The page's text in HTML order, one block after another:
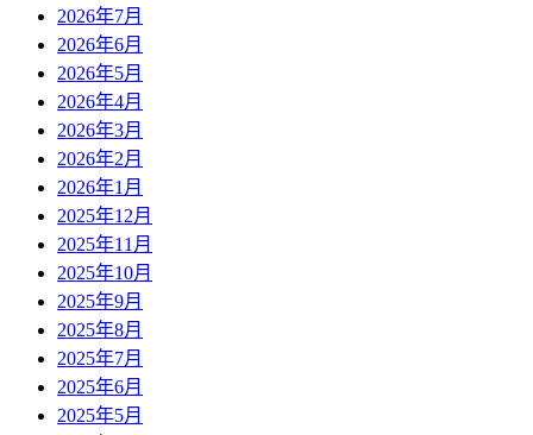
2026年7月
2026年6月
2026年5月
2026年4月
2026年3月
2026年2月
2026年1月
2025年12月
2025年11月
2025年10月
2025年9月
2025年8月
2025年7月
2025年6月
2025年5月